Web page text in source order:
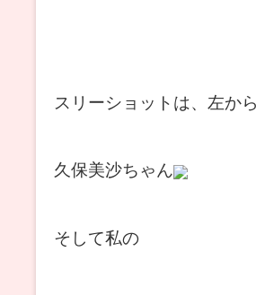
スリーショットは、左から
久保美沙ちゃん
そして私の